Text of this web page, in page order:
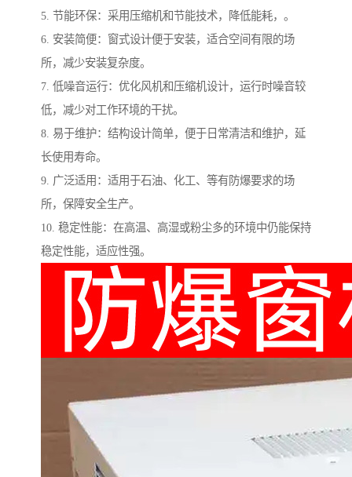
5. 节能环保：采用压缩机和节能技术，降低能耗，。
6. 安装简便：窗式设计便于安装，适合空间有限的场
所，减少安装复杂度。
7. 低噪音运行：优化风机和压缩机设计，运行时噪音较
低，减少对工作环境的干扰。
8. 易于维护：结构设计简单，便于日常清洁和维护，延
长使用寿命。
9. 广泛适用：适用于石油、化工、等有防爆要求的场
所，保障安全生产。
10. 稳定性能：在高温、高湿或粉尘多的环境中仍能保持
稳定性能，适应性强。